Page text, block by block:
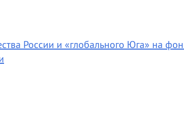
России и «глобального Юга» на